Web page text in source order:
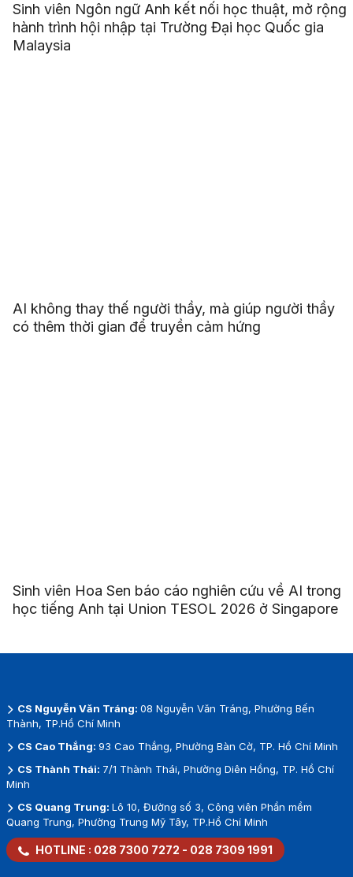
Sinh viên Ngôn ngữ Anh kết nối học thuật, mở rộng
hành trình hội nhập tại Trường Đại học Quốc gia
Malaysia
AI không thay thế người thầy, mà giúp người thầy
có thêm thời gian để truyền cảm hứng
Sinh viên Hoa Sen báo cáo nghiên cứu về AI trong
học tiếng Anh tại Union TESOL 2026 ở Singapore
CS Nguyễn Văn Tráng: 08 Nguyễn Văn Tráng, Phường Bến
Thành, TP.Hồ Chí Minh
CS Cao Thắng: 93 Cao Thắng, Phường Bàn Cờ, TP. Hồ Chí Minh
CS Thành Thái: 7/1 Thành Thái, Phường Diên Hồng, TP. Hồ Chí
Minh
CS Quang Trung: Lô 10, Đường số 3, Công viên Phần mềm
Quang Trung, Phường Trung Mỹ Tây, TP.Hồ Chí Minh
HOTLINE : 028 7300 7272 - 028 7309 1991